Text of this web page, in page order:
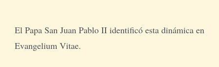
El Papa San Juan Pablo II identificó esta dinámica en
Evangelium Vitae.